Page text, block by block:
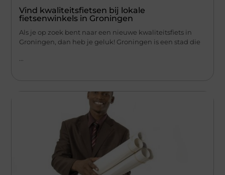
Vind kwaliteitsfietsen bij lokale
fietsenwinkels in Groningen
Als je op zoek bent naar een nieuwe kwaliteitsfiets in
Groningen, dan heb je geluk! Groningen is een stad die
...